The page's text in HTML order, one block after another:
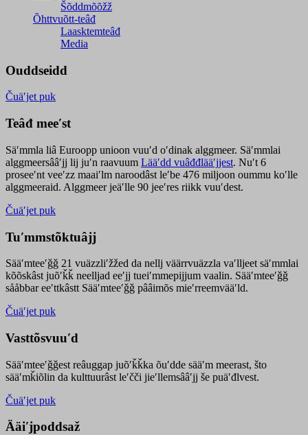
Šõddmõõžž
Õhttvuõtt-teâđ
Laasktemteâđ
Media
Ouddseidd
Čuäʹjet puk
Teâđ meeʹst
Säʹmmla liâ Euroopp unioon vuuʹd oʹdinak alggmeer. Säʹmmlai
alggmeersââʹjj lij juʹn raavuum Lääʹdd vuâđđlääʹjjest. Nuʹt 6
proseeʹnt veeʹzz maaiʹlm naroodâst leʹbe 476 miljoon oummu koʹlle
alggmeeraid. Alggmeer jeäʹlle 90 jeeʹres riikk vuuʹdest.
Čuäʹjet puk
Tuʹmmstõktuâjj
Sääʹmteeʹǧǧ 21 vuäzzliʹžžed da nellj väärrvuäzzla vaʹlljeet säʹmmlai
kõõskâst juõʹǩǩ neelljad eeʹjj tueiʹmmepijjum vaalin. Sääʹmteeʹǧǧ
sååbbar eeʹttkâstt Sääʹmteeʹǧǧ pââimõs mieʹrreemvääʹld.
Čuäʹjet puk
Vasttõsvuuʹd
Sääʹmteeʹǧǧest reâuggap juõʹǩǩka õuʹdde sääʹm meerast, što
sääʹmǩiõlin da kulttuurâst leʹčči jieʹllemsââʹjj še puäʹđlvest.
Čuäʹjet puk
Ääiʹjpoddsaž